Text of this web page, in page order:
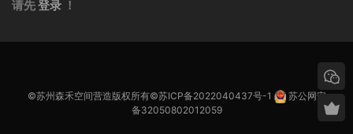
请先登录 ！
©苏州森禾空间营造版权所有©苏ICP备2022040437号-1
苏公网安
备32050802012059